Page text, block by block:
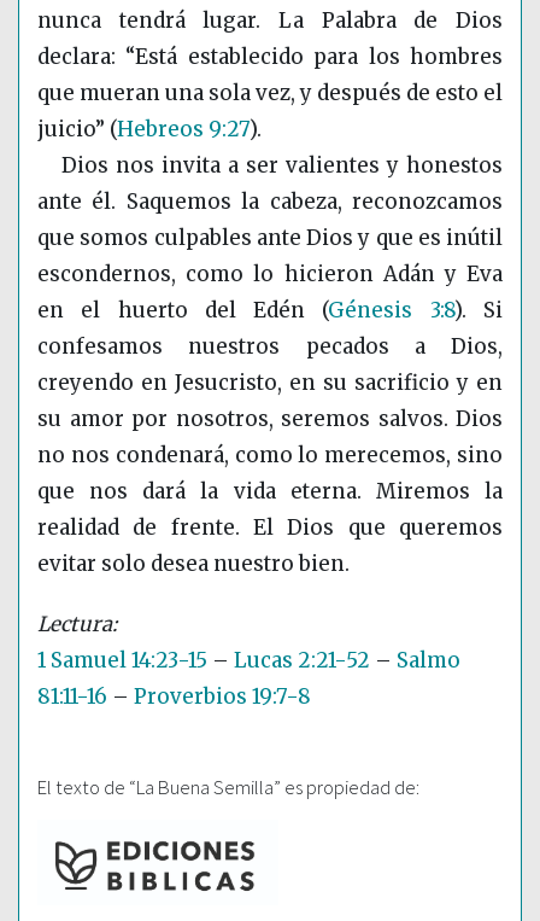
nunca tendrá lugar. La Palabra de Dios
declara: “Está establecido para los hombres
que mueran una sola vez, y después de esto el
juicio” (Hebreos 9:27).
Dios nos invita a ser valientes y honestos
ante él. Saquemos la cabeza, reconozcamos
que somos culpables ante Dios y que es inútil
escondernos, como lo hicieron Adán y Eva
en el huerto del Edén (Génesis 3:8). Si
confesamos nuestros pecados a Dios,
creyendo en Jesucristo, en su sacrificio y en
su amor por nosotros, seremos salvos. Dios
no nos condenará, como lo merecemos, sino
que nos dará la vida eterna. Miremos la
realidad de frente. El Dios que queremos
evitar solo desea nuestro bien.
1 Samuel 14:23-15 – Lucas 2:21-52 – Salmo
81:11-16 – Proverbios 19:7-8
El texto de “La Buena Semilla” es propiedad de: